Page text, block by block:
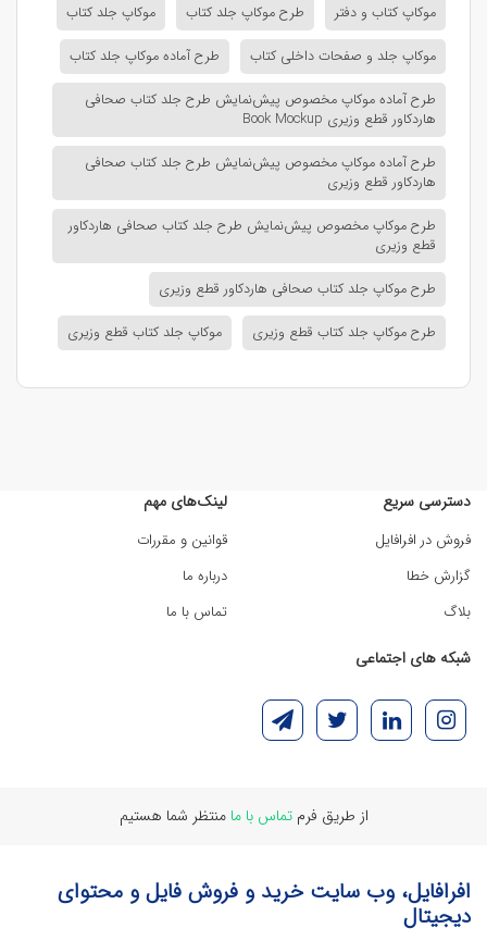
موکاپ کتاب و دفتر طرح موکاپ جلد کتاب
موکاپ جلد کتاب
موکاپ جلد و صفحات داخلی کتاب
طرح آماده موکاپ جلد کتاب
طرح آماده موکاپ مخصوص پیش‌نمایش طرح جلد کتاب صحافی
هاردکاور قطع وزیری Book Mockup
طرح آماده موکاپ مخصوص پیش‌نمایش طرح جلد کتاب صحافی
هاردکاور قطع وزیری
طرح موکاپ مخصوص پیش‌نمایش طرح جلد کتاب صحافی هاردکاور
قطع وزیری
طرح موکاپ جلد کتاب صحافی هاردکاور قطع وزیری
طرح موکاپ جلد کتاب قطع وزیری
موکاپ جلد کتاب قطع وزیری
دسترسی سریع
فروش در افرافایل
گزارش خطا
بلاگ
لینک‌های مهم
قوانین و مقررات
درباره ما
تماس با ما
شبکه های اجتماعی
از طریق فرمتماس با ما منتظر شما هستیم
افرافایل، وب سایت خرید و فروش فایل و محتوای
دیجیتال